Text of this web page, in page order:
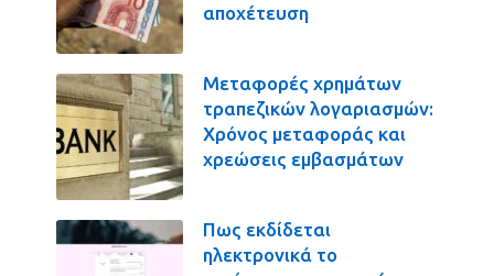
αποχέτευση
Μεταφορές χρημάτων
τραπεζικών λογαριασμών:
Χρόνος μεταφοράς και
χρεώσεις εμβασμάτων
Πως εκδίδεται
ηλεκτρονικά το